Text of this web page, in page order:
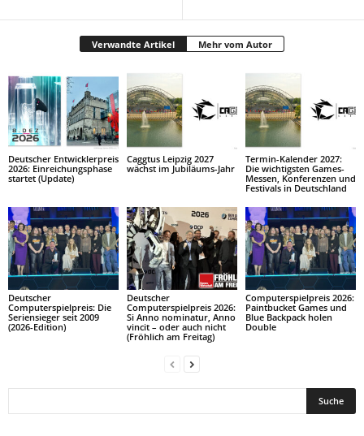
Verwandte Artikel Mehr vom Autor
Deutscher Entwicklerpreis
2026: Einreichungsphase
startet (Update)
Caggtus Leipzig 2027
wächst im Jubiläums-Jahr
Termin-Kalender 2027:
Die wichtigsten Games-
Messen, Konferenzen und
Festivals in Deutschland
Deutscher
Computerspielpreis: Die
Seriensieger seit 2009
(2026-Edition)
Deutscher
Computerspielpreis 2026:
Si Anno nominatur, Anno
vincit – oder auch nicht
(Fröhlich am Freitag)
Computerspielpreis 2026:
Paintbucket Games und
Blue Backpack holen
Double